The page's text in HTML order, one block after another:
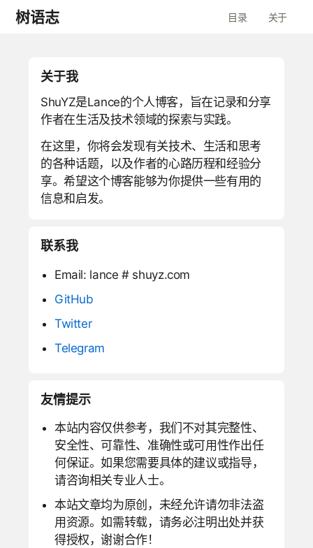
树语志 目录 关于
关于我
ShuYZ是Lance的个人博客，旨在记录和分享
作者在生活及技术领域的探索与实践。
在这里，你将会发现有关技术、生活和思考
的各种话题，以及作者的心路历程和经验分
享。希望这个博客能够为你提供一些有用的
信息和启发。
联系我
Email: lance # shuyz.com
GitHub
Twitter
Telegram
友情提示
本站内容仅供参考，我们不对其完整性、
安全性、可靠性、准确性或可用性作出任
何保证。如果您需要具体的建议或指导，
请咨询相关专业人士。
本站文章均为原创，未经允许请勿非法盗
用资源。如需转载，请务必注明出处并获
得授权，谢谢合作！